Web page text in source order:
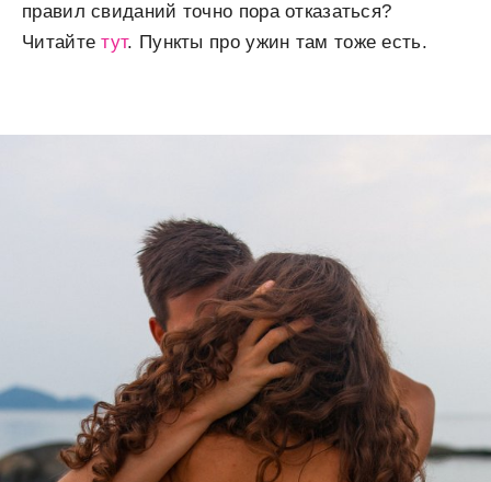
правил свиданий точно пора отказаться?
Читайтетут. Пункты про ужин там тоже есть.